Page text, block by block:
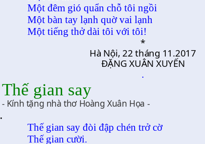
Một đêm gió quẩn chỗ tôi ngồi
Một bàn tay lạnh quờ vai lạnh
Một tiếng thở dài tôi với tôi!
*
Hà Nội, 22 tháng 11.2017
ĐẶNG XUÂN XUYẾN
.
Thế gian say
- Kính tặng nhà thơ Hoàng Xuân Họa -
.
Thế gian say đòi đập chén trở cờ
Thế gian cười.